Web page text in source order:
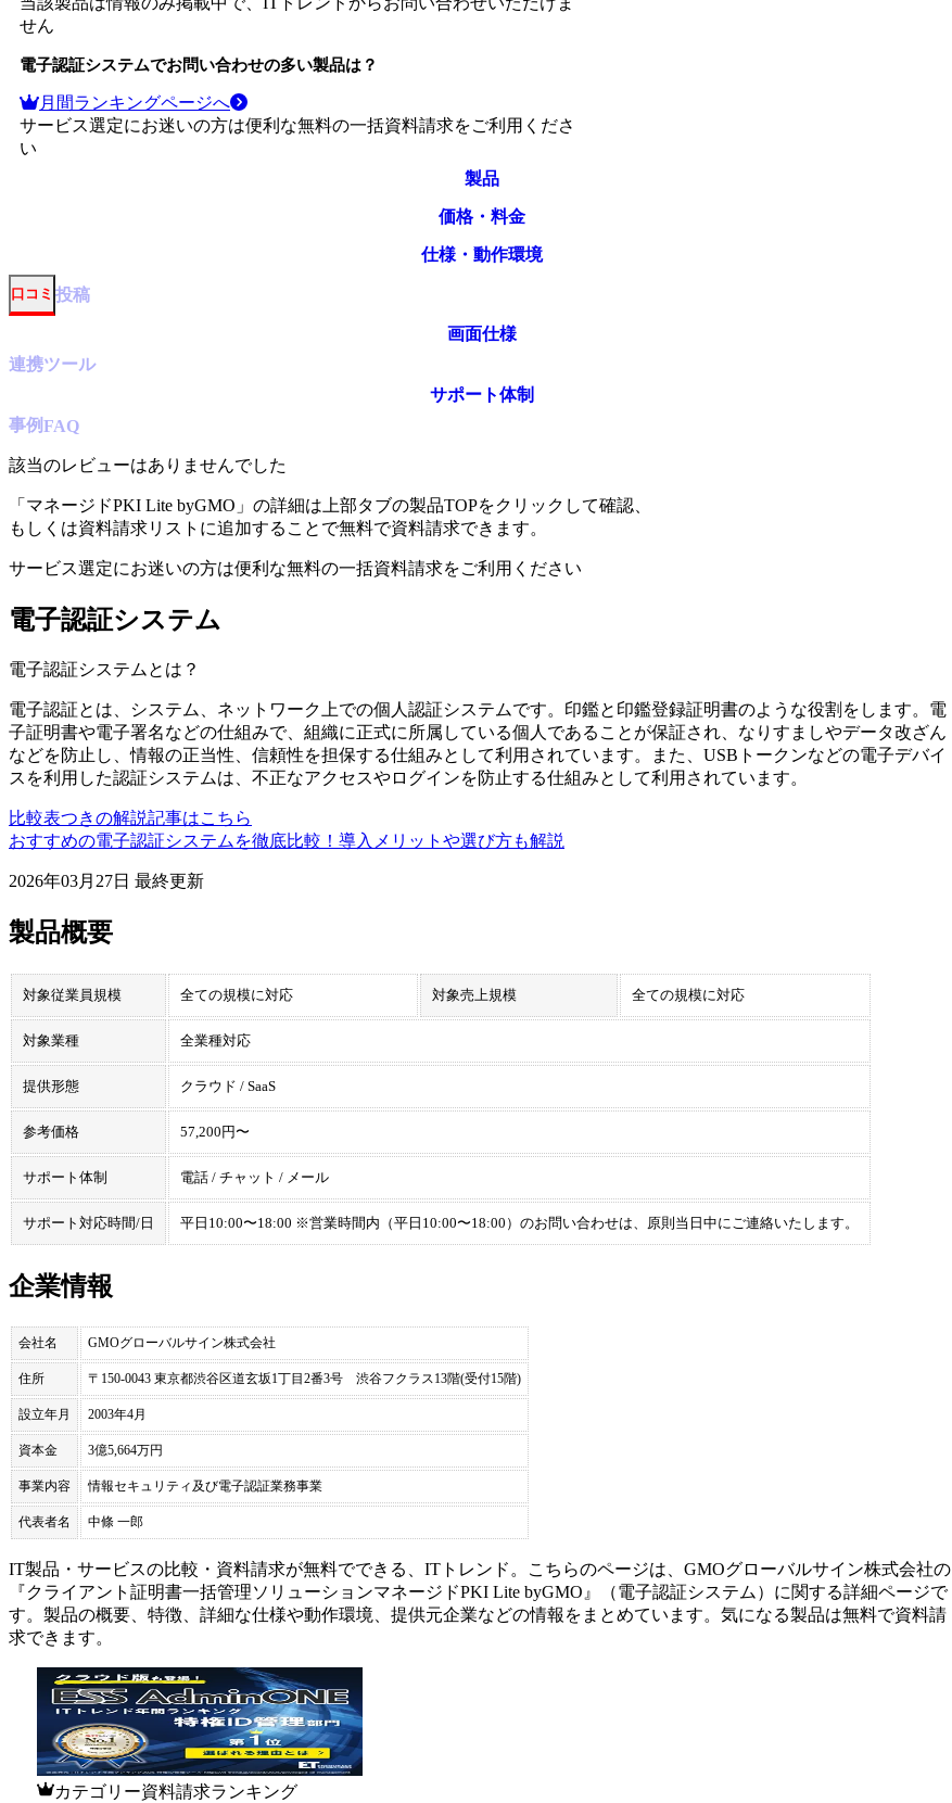
せん
電子認証システムでお問い合わせの多い製品は？
月間ランキングページへ
サービス選定にお迷いの方は便利な無料の一括資料請求をご利用くださ
い
製品
価格・料金
仕様・動作環境
口コミ 投稿
画面仕様
連携ツール
サポート体制
事例FAQ
該当のレビューはありませんでした
「 マネージドPKI Lite byGMO 」の詳細は上部タブの製品TOPをクリックして確認、
もしくは資料請求リストに追加することで無料で資料請求できます。
サービス選定にお迷いの方は便利な無料の一括資料請求をご利用ください
電子認証システム
電子認証システム とは？
電子認証とは、システム、ネットワーク上での個人認証システムです。印鑑と印鑑登録証明書のような役割をします。電
子証明書や電子署名などの仕組みで、組織に正式に所属している個人であることが保証され、なりすましやデータ改ざん
などを防止し、情報の正当性、信頼性を担保する仕組みとして利用されています。また、USBトークンなどの電子デバイ
スを利用した認証システムは、不正なアクセスやログインを防止する仕組みとして利用されています。
比較表つきの解説記事はこちら
おすすめの電子認証システムを徹底比較！導入メリットや選び方も解説
2026年03月27日 最終更新
製品概要
対象従業員規模 全ての規模に対応 対象売上規模 全ての規模に対応
対象業種 全業種対応
提供形態 クラウド / SaaS
参考価格 57,200円〜
サポート体制 電話 / チャット / メール
サポート対応時間/日 平日10:00〜18:00 ※営業時間内（平日10:00〜18:00）のお問い合わせは、原則当日中にご連絡いたします。
企業情報
会社名 GMOグローバルサイン株式会社
住所 〒150-0043 東京都渋谷区道玄坂1丁目2番3号 渋谷フクラス13階(受付15階)
設立年月 2003年4月
資本金 3億5,664万円
事業内容 情報セキュリティ及び電子認証業務事業
代表者名 中條 一郎
IT製品・サービスの比較・資料請求が無料でできる、ITトレンド。こちらのページは、 GMOグローバルサイン株式会社の
『クライアント証明書一括管理ソリューションマネージドPKI Lite byGMO』（電子認証システム）に関する詳細ページで
す。製品の概要、特徴、詳細な仕様や動作環境、提供元企業などの情報をまとめています。気になる製品は無料で資料請
求できます。
カテゴリー資料請求ランキング